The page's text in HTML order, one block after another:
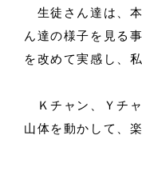
生徒さん達は、本
ん達の様子を見る
を改めて実感し、
Ｋチャン、Ｙチ
山体を動かして、